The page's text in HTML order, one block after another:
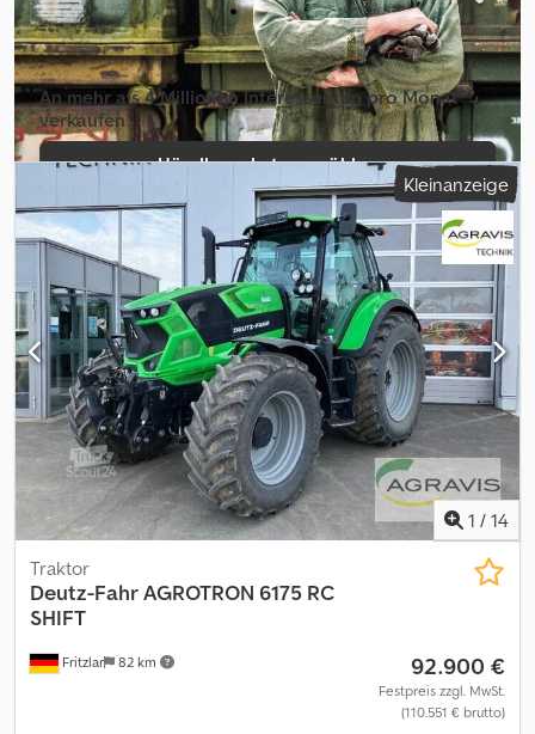
An mehr als 4 Millionen Inte­ressenten pro Monat
verkaufen
Händlerpaket auswählen
Einzelinserat erstellen
Kleinanzeige
1 / 14
Fritzlar 82 km
Traktor
Deutz-FahrAGROTRON 6175 RC
SHIFT
92.900 €
Festpreis zzgl. MwSt.
(110.551 € brutto)